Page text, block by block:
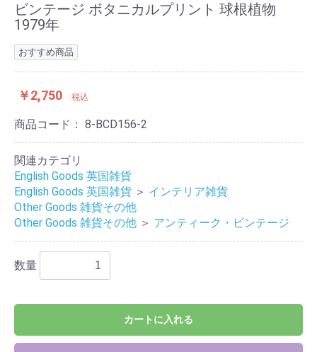
ビンテージ ボタニカルプリント 球根植物
1979年
おすすめ商品
￥2,750 税込
商品コード： 8-BCD156-2
関連カテゴリ
English Goods 英国雑貨
English Goods 英国雑貨 ＞ インテリア雑貨
Other Goods 雑貨その他
Other Goods 雑貨その他 ＞ アンティーク・ビンテージ
数量
カートに入れる